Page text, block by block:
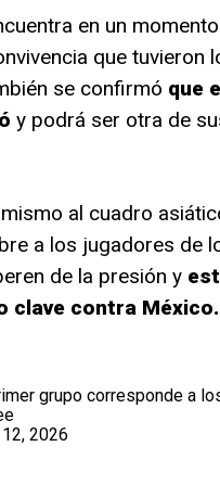
en un
que tuvieron
se confirmó que
y podrá ser otra de
al cuadro
a los jugadores de
de la presión y
clave contra México.
grupo corresponde a
2026